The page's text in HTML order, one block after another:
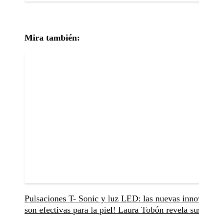
Mira también:
Pulsaciones T- Sonic y luz LED: las nuevas
son efectivas para la piel! Laura Tobón revela